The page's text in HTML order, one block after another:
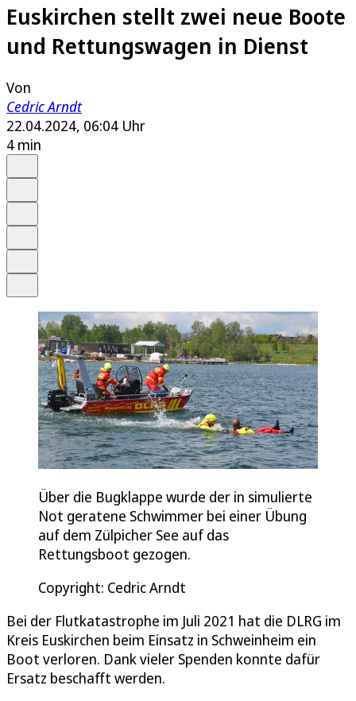
Euskirchen stellt zwei neue Boote
und Rettungswagen in Dienst
Von
Cedric Arndt
22.04.2024, 06:04 Uhr
4 min
Über die Bugklappe wurde der in simulierte
Not geratene Schwimmer bei einer Übung
auf dem Zülpicher See auf das
Rettungsboot gezogen.
Copyright: Cedric Arndt
Bei der Flutkatastrophe im Juli 2021 hat die DLRG im
Kreis Euskirchen beim Einsatz in Schweinheim ein
Boot verloren. Dank vieler Spenden konnte dafür
Ersatz beschafft werden.